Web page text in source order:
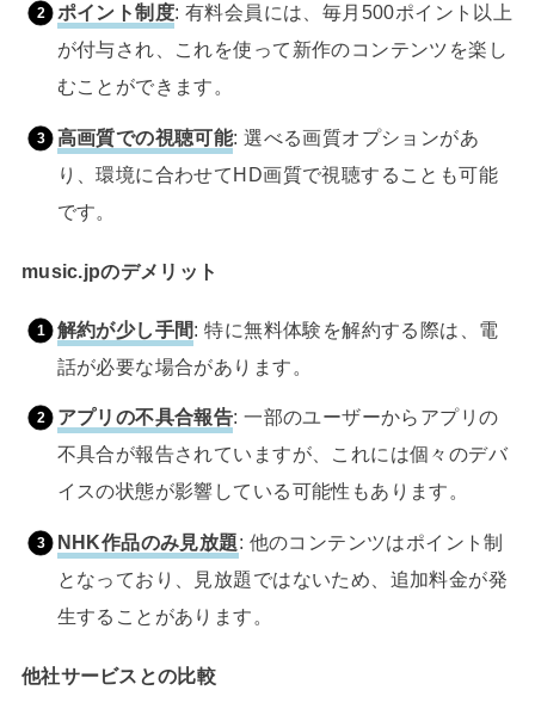
ポイント制度: 有料会員には、毎月500ポイント以上
が付与され、これを使って新作のコンテンツを楽し
むことができます。
高画質での視聴可能: 選べる画質オプションがあ
り、環境に合わせてHD画質で視聴することも可能
です。
music.jpのデメリット
解約が少し手間: 特に無料体験を解約する際は、電
話が必要な場合があります。
アプリの不具合報告: 一部のユーザーからアプリの
不具合が報告されていますが、これには個々のデバ
イスの状態が影響している可能性もあります。
NHK作品のみ見放題: 他のコンテンツはポイント制
となっており、見放題ではないため、追加料金が発
生することがあります。
他社サービスとの比較